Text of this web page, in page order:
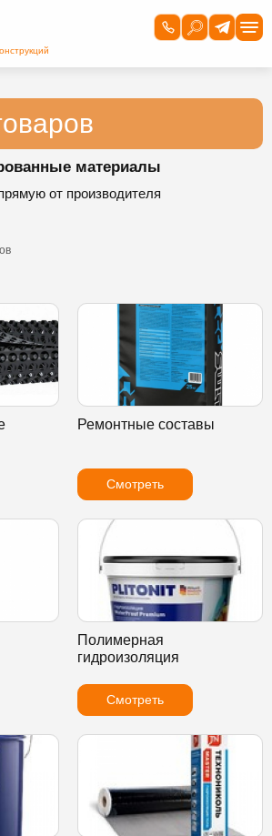
материалы
от производителя
Ремонтные составы
Смотреть
Полимерная
гидроизоляция
Смотреть